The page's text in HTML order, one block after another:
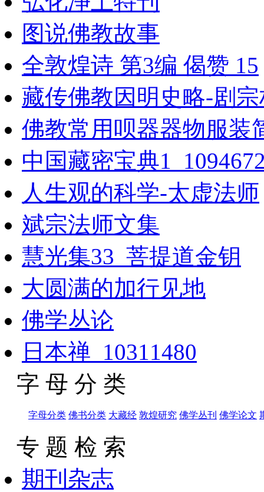
图说佛教故事
全敦煌诗 第3编 偈赞 15
藏传佛教因明史略-剧
佛教常用呗器器物服装
中国藏密宝典
人生观的科学-太虚法师
斌宗法师文集
慧光集33_菩提道金钥
大圆满的加行见地
佛学丛论
日本禅_10311480
字 母 分 类
字母分类 佛书分类 大藏经 敦煌研究 佛学丛刊 佛学论文
专 题 检 索
期刊杂志